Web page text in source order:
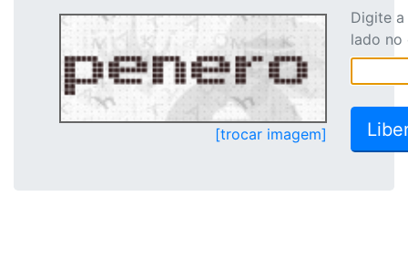
[trocar imagem]
Digite
lado no